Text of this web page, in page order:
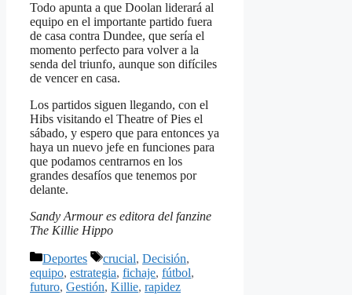
Todo apunta a que Doolan liderará al
equipo en el importante partido fuera
de casa contra Dundee, que sería el
momento perfecto para volver a la
senda del triunfo, aunque son difíciles
de vencer en casa.
Los partidos siguen llegando, con el
Hibs visitando el Theatre of Pies el
sábado, y espero que para entonces ya
haya un nuevo jefe en funciones para
que podamos centrarnos en los
grandes desafíos que tenemos por
delante.
Sandy Armour es editora del fanzine
The Killie Hippo
Categorías
Deportes Etiquetas
crucial, Decisión,
equipo, estrategia, fichaje, fútbol,
futuro, Gestión, Killie, rapidez